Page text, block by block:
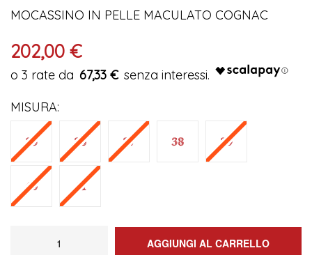
MOCASSINO IN PELLE MACULATO COGNAC
202,00 €
67,33 €
MISURA
AGGIUNGI AL CARRELLO